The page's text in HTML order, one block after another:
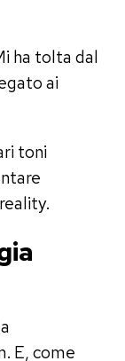
ha tolta dal
ai
toni
E, come